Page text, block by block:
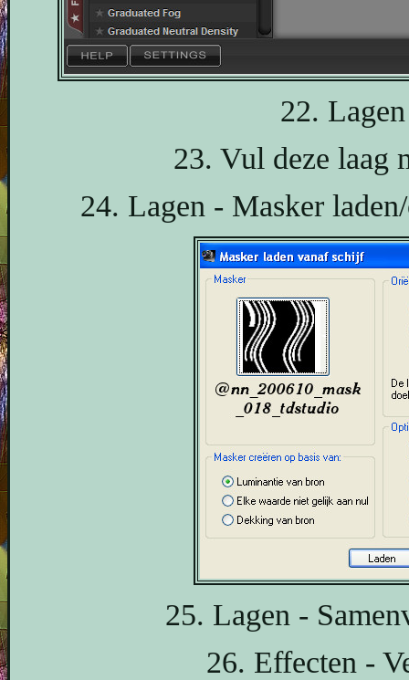
22.
23. Vul deze laag
24. Lagen - Masker
25. Lagen -
26. Effecten -